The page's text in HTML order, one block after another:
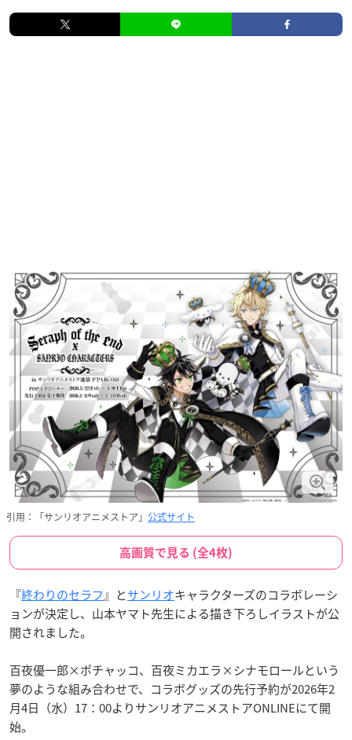
引用：「サンリオアニメストア」 公式サイト
高画質で見る (全4枚)
『終わりのセラフ』とサンリオキャラクターズのコラボレーシ
ョンが決定し、山本ヤマト先生による描き下ろしイラストが公
開されました。
百夜優一郎×ポチャッコ、百夜ミカエラ×シナモロールという
夢のような組み合わせで、コラボグッズの先行予約が2026年2
月4日（水）17：00よりサンリオアニメストアONLINEにて開
始。